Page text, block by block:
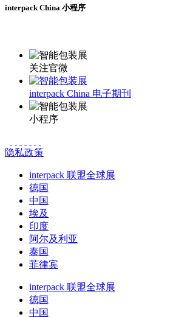
interpack China 小程序
关注官微
interpack China 电子期刊
小程序
隐私政策
interpack 联盟全球展
德国
中国
埃及
印度
阿尔及利亚
泰国
菲律宾
interpack 联盟全球展
德国
中国